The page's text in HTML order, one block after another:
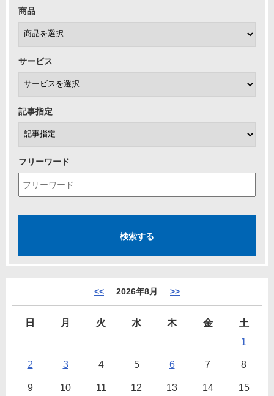
商品
サービス
記事指定
フリーワード
<< 2026年8月 >>
日 月 火 水 木 金
土
1
2 3 4 5 6 7 8
9 10 11 12 13 14 15